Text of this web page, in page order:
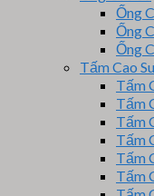
Ống
Ống
Ống
Tấm Cao Su
Tấm
Tấm
Tấm
Tấm
Tấm
Tấm